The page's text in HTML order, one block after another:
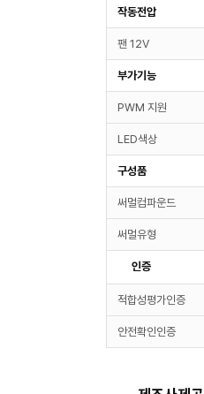
작동전압
팬 12V
부가기능
PWM 지원
LED색상
구성품
써멀컴파운드
써멀유형
인증
적합성평가인증
안전확인인증